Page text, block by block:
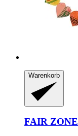
Warenkorb
FAIR ZONE